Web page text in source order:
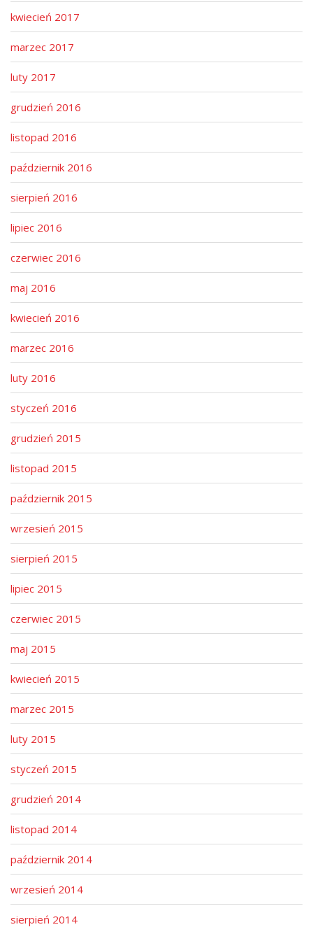
kwiecień 2017
marzec 2017
luty 2017
grudzień 2016
listopad 2016
październik 2016
sierpień 2016
lipiec 2016
czerwiec 2016
maj 2016
kwiecień 2016
marzec 2016
luty 2016
styczeń 2016
grudzień 2015
listopad 2015
październik 2015
wrzesień 2015
sierpień 2015
lipiec 2015
czerwiec 2015
maj 2015
kwiecień 2015
marzec 2015
luty 2015
styczeń 2015
grudzień 2014
listopad 2014
październik 2014
wrzesień 2014
sierpień 2014